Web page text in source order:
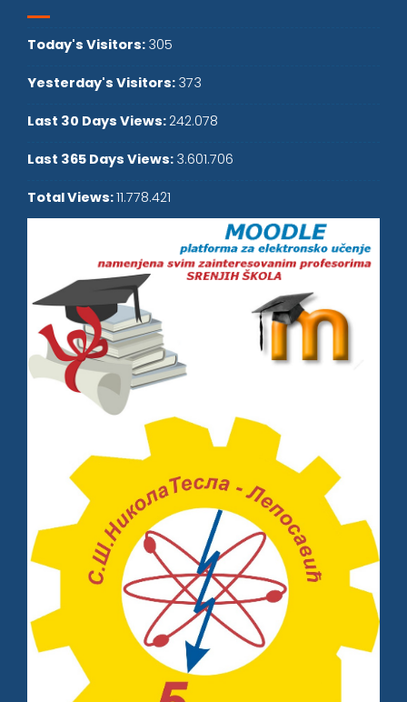
Today's Visitors: 305
Yesterday's Visitors: 373
Last 30 Days Views: 242.078
Last 365 Days Views: 3.601.706
Total Views:11.778.421